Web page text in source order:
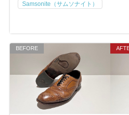
Samsonite（サムソナイト）